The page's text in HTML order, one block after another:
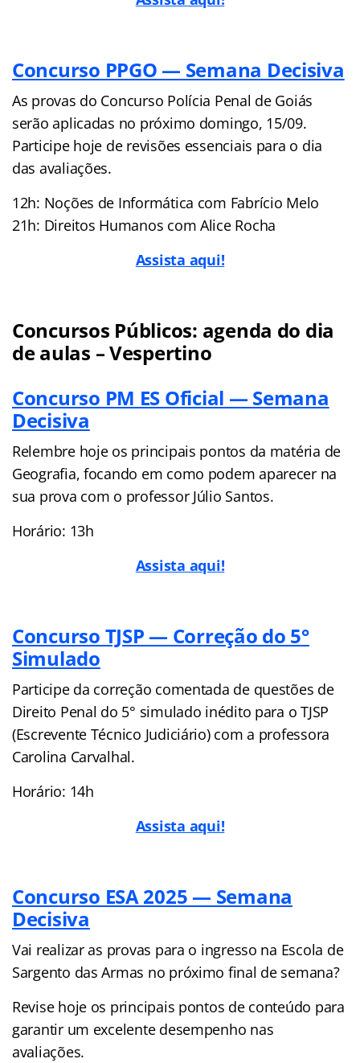
Concurso PPGO — Semana Decisiva
As provas do Concurso Polícia Penal de Goiás
serão aplicadas no próximo domingo, 15/09.
Participe hoje de revisões essenciais para o dia
das avaliações.
12h: Noções de Informática com Fabrício Melo
21h: Direitos Humanos com Alice Rocha
Assista aqui!
Concursos Públicos: agenda do dia
de aulas – Vespertino
Concurso PM ES Oficial — Semana
Decisiva
Relembre hoje os principais pontos da matéria de
Geografia, focando em como podem aparecer na
sua prova com o professor Júlio Santos.
Horário: 13h
Assista aqui!
Concurso TJSP — Correção do 5°
Simulado
Participe da correção comentada de questões de
Direito Penal do 5° simulado inédito para o TJSP
(Escrevente Técnico Judiciário) com a professora
Carolina Carvalhal.
Horário: 14h
Assista aqui!
Concurso ESA 2025 — Semana
Decisiva
Vai realizar as provas para o ingresso na Escola de
Sargento das Armas no próximo final de semana?
Revise hoje os principais pontos de conteúdo para
garantir um excelente desempenho nas
avaliações.